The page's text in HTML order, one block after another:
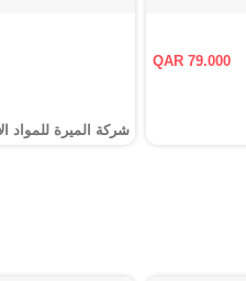
QAR 79.000
شركة الميرة للمواد